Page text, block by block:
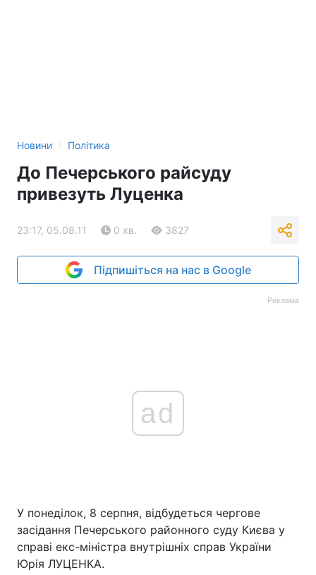
Новини › Політика
До Печерського райсуду
привезуть Луценка
23:17, 05.08.11 0 хв. 3827
Підпишіться на нас в Google
Реклама
ad
У понеділок, 8 серпня, відбудеться чергове
засідання Печерського районного суду Києва у
справі екс-міністра внутрішніх справ України
Юрія ЛУЦЕНКА.